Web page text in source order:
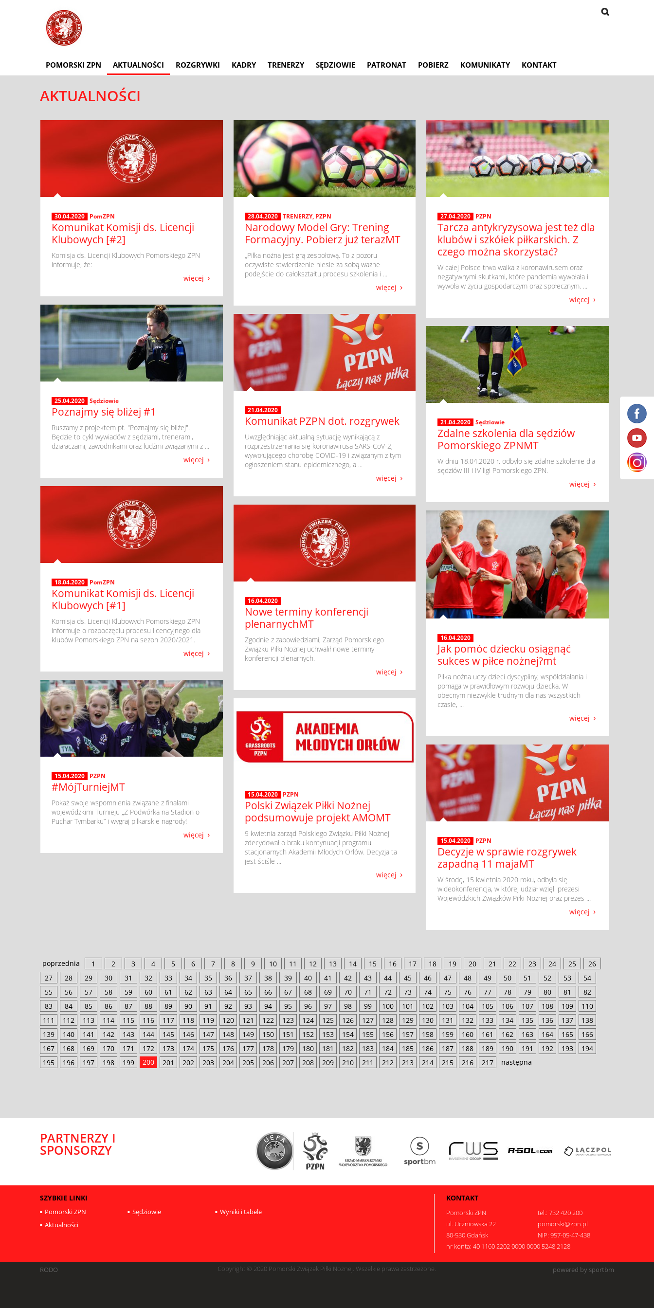
POMORSKI ZPN AKTUALNOŚCI ROZGRYWKI KADRY TRENERZY SĘDZIOWIE PATRONAT POBIERZ KOMUNIKATY KONTAKT
AKTUALNOŚCI
30.04.2020 PomZPN
Komunikat Komisji ds. Licencji
Klubowych [#2]
​ Komisja ds. Licencji Klubowych Pomorskiego ZPN
informuje, że:
więcej
28.04.2020 TRENERZY, PZPN
Narodowy Model Gry: Trening
Formacyjny. Pobierz już terazMT
​ „Piłka nożna jest grą zespołową. To z pozoru
oczywiste stwierdzenie niesie za sobą ważne
podejście do całokształtu procesu szkolenia i ...
więcej
27.04.2020 PZPN
Tarcza antykryzysowa jest też dla
klubów i szkółek piłkarskich. Z
czego można skorzystać?
​ W całej Polsce trwa walka z koronawirusem oraz
negatywnymi skutkami, które pandemia wywołała i
wywoła w życiu gospodarczym oraz społecznym. ...
więcej
25.04.2020 Sędziowie
Poznajmy się bliżej #1
​ Ruszamy z projektem pt. "Poznajmy się bliżej".
Będzie to cykl wywiadów z sędziami, trenerami,
działaczami, zawodnikami oraz ludźmi związanymi z ...
więcej
21.04.2020
Komunikat PZPN dot. rozgrywek
​ Uwzględniając aktualną sytuację wynikającą z
rozprzestrzeniania się koronawirusa SARS-CoV-2,
wywołującego chorobę COVID-19 i związanym z tym
ogłoszeniem stanu epidemicznego, a ...
więcej
21.04.2020 Sędziowie
Zdalne szkolenia dla sędziów
Pomorskiego ZPNMT
​ W dniu 18.04.2020 r. odbyło się zdalne szkolenie dla
sędziów III i IV ligi Pomorskiego ZPN.
więcej
18.04.2020 PomZPN
Komunikat Komisji ds. Licencji
Klubowych [#1]
​ ​Komisja ds. Licencji Klubowych Pomorskiego ZPN
informuje o rozpoczęciu procesu licencyjnego dla
klubów Pomorskiego ZPN na sezon 2020/2021.
więcej
16.04.2020
Nowe terminy konferencji
plenarnychMT
​ Zgodnie z zapowiedziami, Zarząd Pomorskiego
Związku Piłki Nożnej uchwalił nowe terminy
konferencji plenarnych.
więcej
16.04.2020
Jak pomóc dziecku osiągnąć
sukces w piłce nożnej?mt
​ Piłka nożna uczy dzieci dyscypliny, współdziałania i
pomaga w prawidłowym rozwoju dziecka. W
obecnym niezwykle trudnym dla nas wszystkich
czasie, ...
więcej
15.04.2020 PZPN
#MójTurniejMT
​ Pokaż swoje wspomnienia związane z finałami
wojewódzkimi Turnieju „Z Podwórka na Stadion o
Puchar Tymbarku” i wygraj piłkarskie nagrody!
więcej
15.04.2020 PZPN
Polski Związek Piłki Nożnej
podsumowuje projekt AMOMT
​ 9 kwietnia zarząd Polskiego Związku Piłki Nożnej
zdecydował o braku kontynuacji programu
stacjonarnych Akademii Młodych Orłów. Decyzja ta
jest ściśle ...
więcej
15.04.2020 PZPN
Decyzje w sprawie rozgrywek
zapadną 11 majaMT
​ W środę, 15 kwietnia 2020 roku, odbyła się
wideokonferencja, w której udział wzięli prezesi
Wojewódzkich Związków Piłki Nożnej oraz prezes ...
więcej
poprzednia 1 2 3 4 5 6 7 8 9 10 11 12 13 14 15 16 17 18 19 20 21 22 23 24 25
26
27
28 29 30 31 32 33 34 35 36 37 38 39 40 41 42 43 44 45 46 47 48 49 50 51 52 53
54
55
56 57 58 59 60 61 62 63 64 65 66 67 68 69 70 71 72 73 74 75 76 77 78 79 80 81
82
83
84 85 86 87 88 89 90 91 92 93 94 95 96 97 98 99 100 101 102 103 104 105 106 107 108 109
110
111
112 113 114 115 116 117 118 119 120 121 122 123 124 125 126 127 128 129 130 131 132 133 134 135 136 137
138
139
140 141 142 143 144 145 146 147 148 149 150 151 152 153 154 155 156 157 158 159 160 161 162 163 164 165
166
167
168 169 170 171 172 173 174 175 176 177 178 179 180 181 182 183 184 185 186 187 188 189 190 191 192 193
194
195
196 197 198 199 200 201 202 203 204 205 206 207 208 209 210 211 212 213 214 215 216 217 następna
PARTNERZY I
SPONSORZY
SZYBKIE LINKI
Pomorski ZPN Sędziowie
Wyniki i tabele
Aktualności
KONTAKT
Pomorski ZPN
tel.: 732 420 200
ul. Uczniowska 22
pomorski@zpn.pl
80-530 Gdańsk
NIP: 957-05-47-438
nr konta: 40 1160 2202 0000 0000 5248 2128
RODO Copyright © 2020 Pomorski Związek Piłki Nożnej. Wszelkie prawa zastrzeżone. powered by sportbm